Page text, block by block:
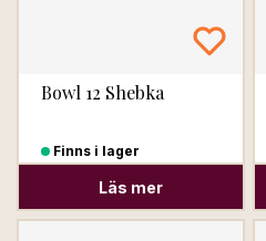
Bowl 12 Shebka
Finns i lager
Läs mer